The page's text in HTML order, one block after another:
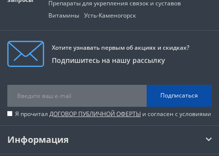
Препараты для укрепления связок и суставов
Витамины Усть-Каменогорск
Хотите узнавать первым об акциях и скидках?
Подпишитесь на нашу рассылку
Подписаться
Я прочитал ДОГОВОР ПУБЛИЧНОЙ ОФЕРТЫ и согласен с условиями
Информация